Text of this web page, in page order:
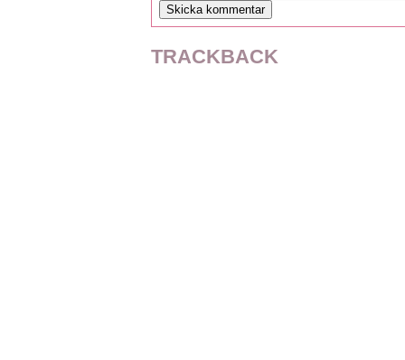
TRACKBACK